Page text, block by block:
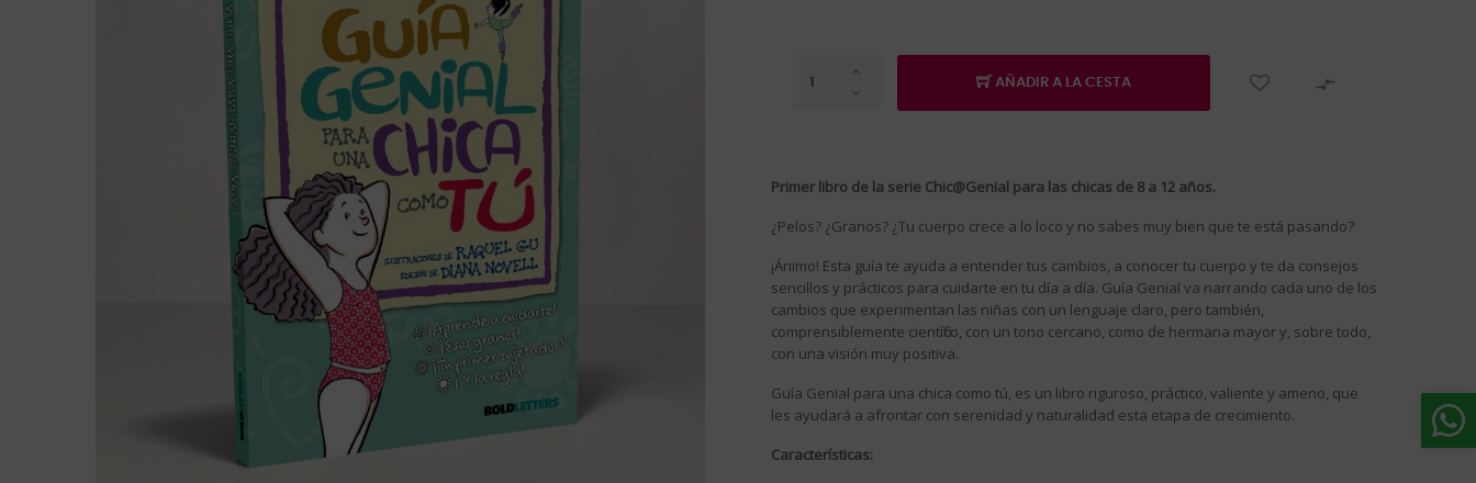
AÑADIR A LA CESTA 
Primer libro de la serie Chic@Genial para las chicas de 8 a 12 años.
¿Pelos? ¿Granos? ¿Tu cuerpo crece a lo loco y no sabes muy bien que te está pasando?
¡Ánimo! Esta guía te ayuda a entender tus cambios, a conocer tu cuerpo y te da consejos
sencillos y prácticos para cuidarte en tu día a día. Guía Genial va narrando cada uno de los
cambios que experimentan las niñas con un lenguaje claro, pero también,
comprensiblemente científico, con un tono cercano, como de hermana mayor y, sobre todo,
con una visión muy positiva.
Guía Genial para una chica como tú, es un libro riguroso, práctico, valiente y ameno, que
les ayudará a afrontar con serenidad y naturalidad esta etapa de crecimiento.
Características: